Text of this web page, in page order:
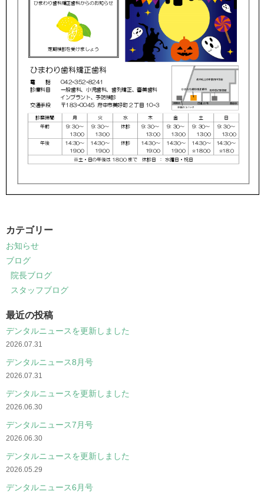
カテゴリー
お知らせ
ブログ
院長ブログ
スタッフブログ
最近の投稿
デンタルニュースを更新しました
2026.07.31
デンタルニュース8月号
2026.07.31
デンタルニュースを更新しました
2026.06.30
デンタルニュース7月号
2026.06.30
デンタルニュースを更新しました
2026.05.29
デンタルニュース6月号